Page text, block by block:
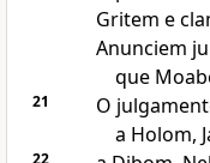
Gritem e
Anunciem
que
21
O
a Holom,
22